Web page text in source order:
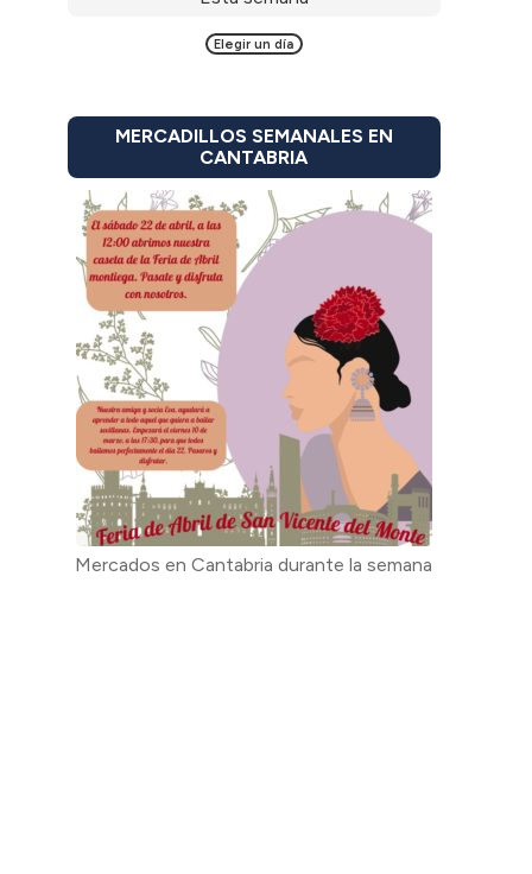
Elegir un día
MERCADILLOS SEMANALES EN
CANTABRIA
Mercados en Cantabria durante la semana